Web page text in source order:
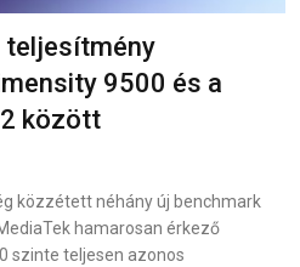
teljesítmény
9500 és a
között
közzétett néhány új benchmark
hamarosan érkező
szinte teljesen azonos